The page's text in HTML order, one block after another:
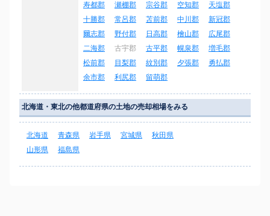
寿都郡
瀬棚郡 宗谷郡 空知郡
天塩郡
十勝郡
常呂郡 苫前郡 中川郡
新冠郡
爾志郡
野付郡 日高郡 檜山郡
広尾郡
二海郡
古宇郡 古平郡 幌泉郡
増毛郡
松前郡
目梨郡 紋別郡 夕張郡
勇払郡
余市郡
利尻郡 留萌郡
北海道・東北の他都道府県の土地の売却相場をみる
北海道 青森県 岩手県 宮城県
秋田県
山形県
福島県